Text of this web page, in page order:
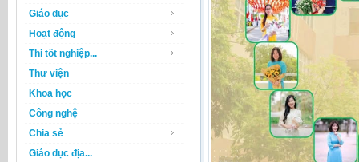
Giáo dục
Hoạt động
Thi tốt nghiệp...
Thư viện
Khoa học
Công nghệ
Chia sẻ
Giáo dục địa...